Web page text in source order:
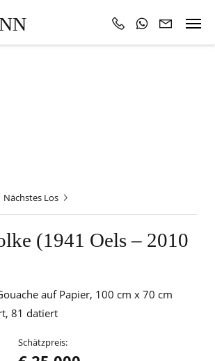
Nächstes Los
(1941 Oels – 2010
auf Papier, 100 cm x 70 cm
81 datiert
Schätzpreis: